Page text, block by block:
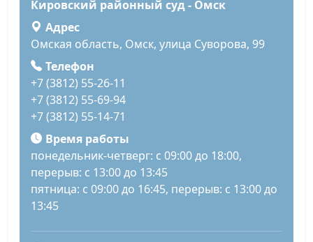
Кировский районный суд - Омск
Адрес
Омская область, Омск, улица Суворова, 99
Телефон
+7 (3812) 55-26-11
+7 (3812) 55-69-94
+7 (3812) 55-14-71
Время работы
понедельник-четверг: с 09:00 до 18:00,
перерыв: с 13:00 до 13:45
пятница: с 09:00 до 16:45, перерыв: с 13:00 до
13:45